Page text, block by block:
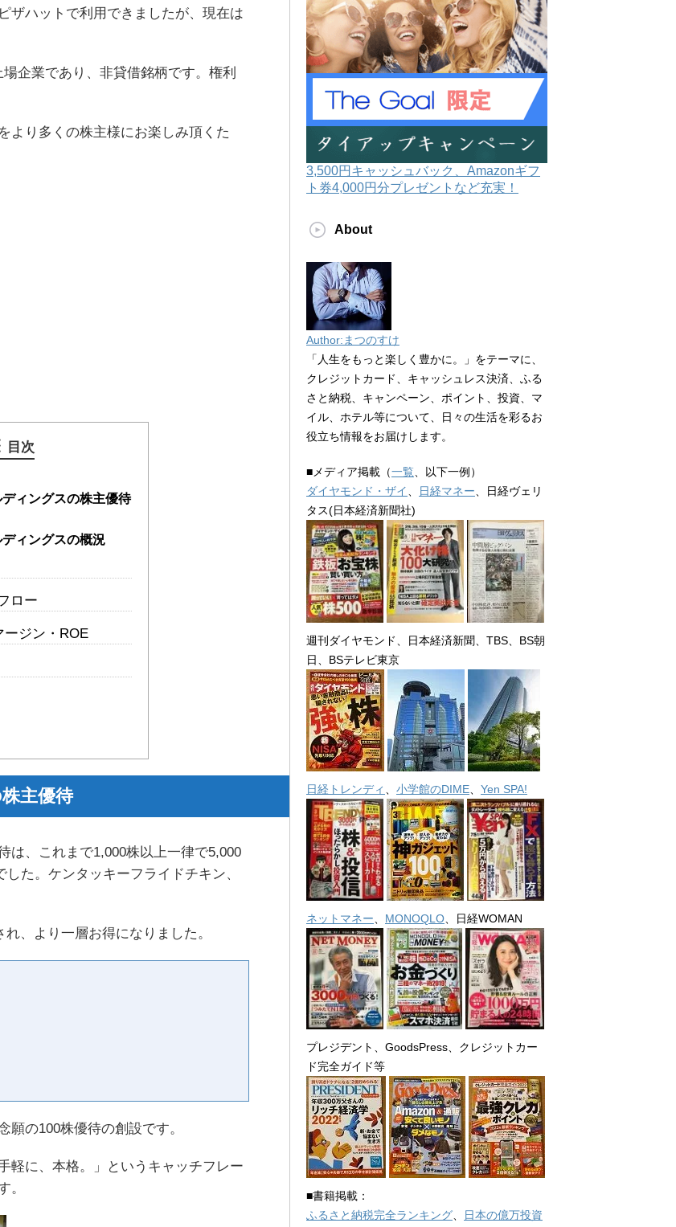
ザハットで利用できましたが、現在は
企業であり、非貸借銘柄です。権利
より多くの株主様にお楽しみ頂くた
目次
ィングスの株主優待
ィングスの概況
ロー
ージン・ROE
主優待
は、これまで1,000株以上一律で5,000
た。ケンタッキーフライドチキン、
、より一層お得になりました。
の100株優待の創設です。
軽に、本格。」というキャッチフレー
。
3,500円キャッシュバック、Amazonギフ
ト券4,000円分プレゼントなど充実！
About
Author:まつのすけ
「人生をもっと楽しく豊かに。」をテーマに、
クレジットカード、キャッシュレス決済、ふる
さと納税、キャンペーン、ポイント、投資、マ
イル、ホテル等について、日々の生活を彩るお
役立ち情報をお届けします。
■メディア掲載（一覧 、以下一例）
ダイヤモンド・ザイ
日経マネー 、日経ヴェリ
タス(日本経済新聞社)
週刊ダイヤモンド、日本経済新聞、TBS、BS朝
日、BSテレビ東京
日経トレンディ 小学館のDIME Yen SPA!
ネットマネー MONOQLO 、日経WOMAN
プレジデント、GoodsPress、クレジットカー
ド完全ガイド等
■書籍掲載：
ふるさと納税完全ランキング、
日本の億万投資